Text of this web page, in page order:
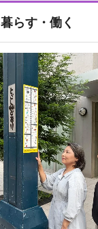
暮らす・働く